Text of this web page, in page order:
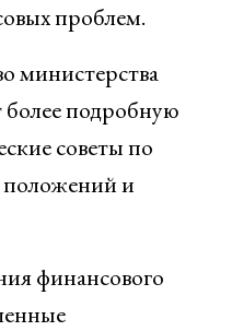
проблем.
министерства
более подробную
советы по
положений и
финансового